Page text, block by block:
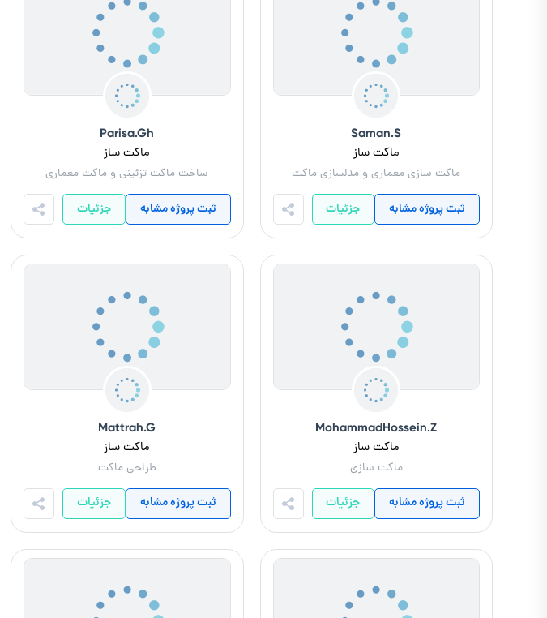
Saman.S
ماکت ساز
ماکت سازی معماری و مدلسازی ماکت
ثبت پروژه مشابه جزئیات
Parisa.Gh
ماکت ساز
ساخت ماکت تزئینی و ماکت معماری
ثبت پروژه مشابه جزئیات
MohammadHossein.Z
ماکت ساز
ماکت سازی
ثبت پروژه مشابه جزئیات
Mattrah.G
ماکت ساز
طراحی ماکت
ثبت پروژه مشابه جزئیات